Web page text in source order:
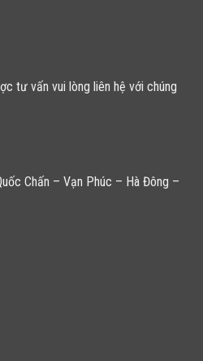
tư vấn vui lòng liên hệ với chúng
Chấn – Vạn Phúc – Hà Đông –